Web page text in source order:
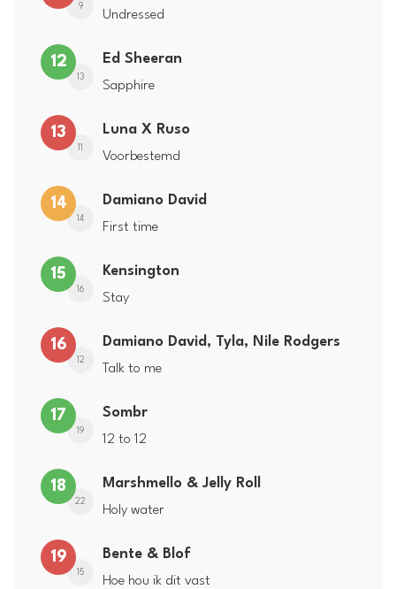
9
Undressed
12
13
Ed Sheeran
Sapphire
13
11
Luna X Ruso
Voorbestemd
14
14
Damiano David
First time
15
16
Kensington
Stay
16
12
Damiano David, Tyla, Nile Rodgers
Talk to me
17
19
Sombr
12 to 12
18
22
Marshmello & Jelly Roll
Holy water
19
15
Bente & Blof
Hoe hou ik dit vast